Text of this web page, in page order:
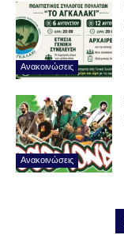
Ανακοινώσεις
Ανακοινώσεις